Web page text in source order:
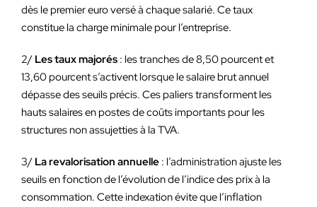
dès le premier euro versé à chaque salarié. Ce taux
constitue la charge minimale pour l’entreprise.
2/ Les taux majorés : les tranches de 8,50 pourcent et
13,60 pourcent s’activent lorsque le salaire brut annuel
dépasse des seuils précis. Ces paliers transforment les
hauts salaires en postes de coûts importants pour les
structures non assujetties à la TVA.
3/ La revalorisation annuelle : l’administration ajuste les
seuils en fonction de l’évolution de l’indice des prix à la
consommation. Cette indexation évite que l’inflation